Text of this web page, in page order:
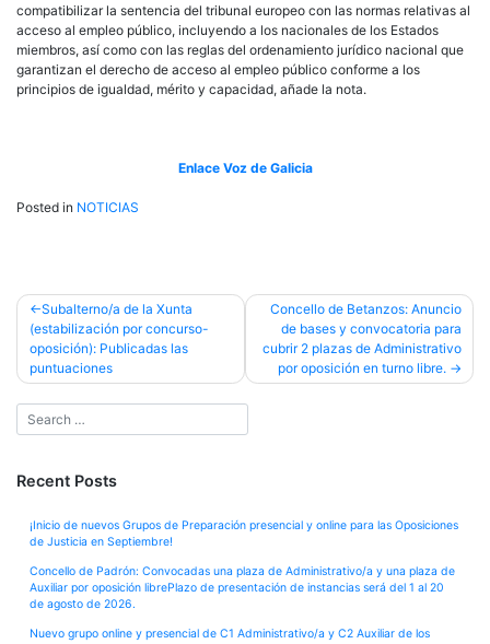
compatibilizar la sentencia del tribunal europeo con las normas relativas al
acceso al empleo público, incluyendo a los nacionales de los Estados
miembros, así como con las reglas del ordenamiento jurídico nacional que
garantizan el derecho de acceso al empleo público conforme a los
principios de igualdad, mérito y capacidad, añade la nota.
Enlace Voz de Galicia
Posted in NOTICIAS
Post
navigation
Subalterno/a de la Xunta
(estabilización por concurso-
oposición): Publicadas las
puntuaciones
Concello de Betanzos: Anuncio
de bases y convocatoria para
cubrir 2 plazas de Administrativo
por oposición en turno libre.
Recent Posts
¡Inicio de nuevos Grupos de Preparación presencial y online para las Oposiciones
de Justicia en Septiembre!
Concello de Padrón: Convocadas una plaza de Administrativo/a y una plaza de
Auxiliar por oposición librePlazo de presentación de instancias será del 1 al 20
de agosto de 2026.
Nuevo grupo online y presencial de C1 Administrativo/a y C2 Auxiliar de los